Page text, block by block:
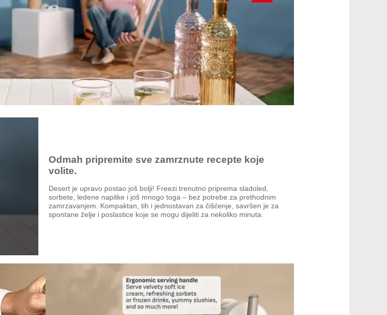
Odmah pripremite sve zamrznute recepte koje
volite.
Desert je upravo postao još bolji! Freezi trenutno priprema sladoled,
sorbete, ledene napitke i još mnogo toga – bez potrebe za prethodnim
zamrzavanjem. Kompaktan, tih i jednostavan za čišćenje, savršen je za
spontane želje i poslastice koje se mogu dijeliti za nekoliko minuta.